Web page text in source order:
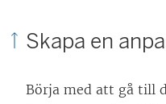
Skapa en
Börja med att gå till